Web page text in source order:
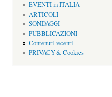
EVENTI in ITALIA
ARTICOLI
SONDAGGI
PUBBLICAZIONI
Contenuti recenti
PRIVACY & Cookies